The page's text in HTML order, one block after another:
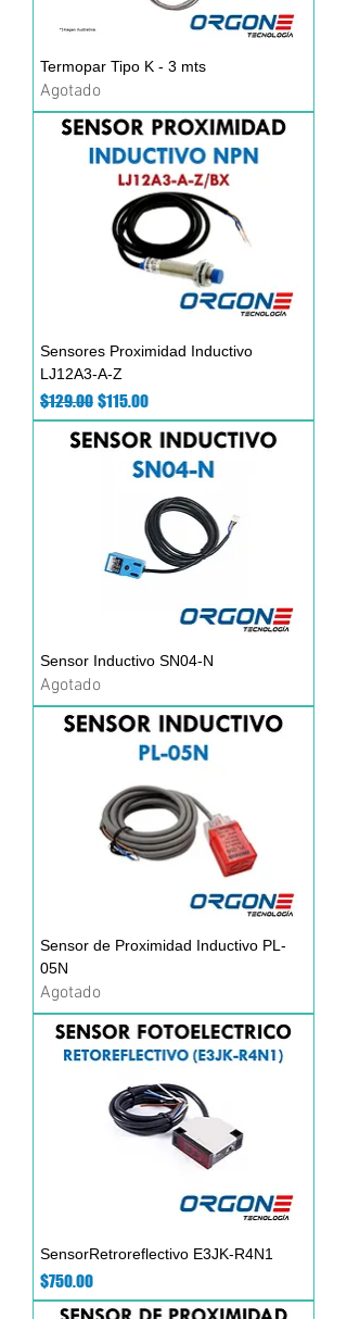
Termopar Tipo K - 3 mts
Agotado
Sensores Proximidad Inductivo
LJ12A3-A-Z
Precio
$129.00 Precio de oferta
$115.00
Sensor Inductivo SN04-N
Agotado
Sensor de Proximidad Inductivo PL-
05N
Agotado
SensorRetroreflectivo E3JK-R4N1
Precio
$750.00